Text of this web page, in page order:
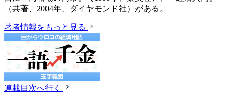
（共著、2004年、ダイヤモンド社）がある。
著者情報をもっと見る
連載目次へ行く